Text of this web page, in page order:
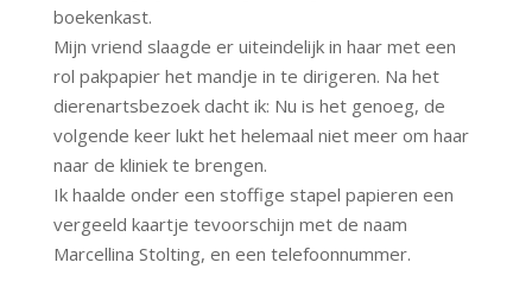
boekenkast.
Mijn vriend slaagde er uiteindelijk in haar met een
rol pakpapier het mandje in te dirigeren. Na het
dierenartsbezoek dacht ik: Nu is het genoeg, de
volgende keer lukt het helemaal niet meer om haar
naar de kliniek te brengen.
Ik haalde onder een stoffige stapel papieren een
vergeeld kaartje tevoorschijn met de naam
Marcellina Stolting, en een telefoonnummer.